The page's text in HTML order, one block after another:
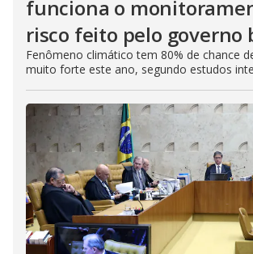
funciona o
risco feito pelo governo
Fenômeno climático tem 80% de chance
muito forte este ano, segundo estudos